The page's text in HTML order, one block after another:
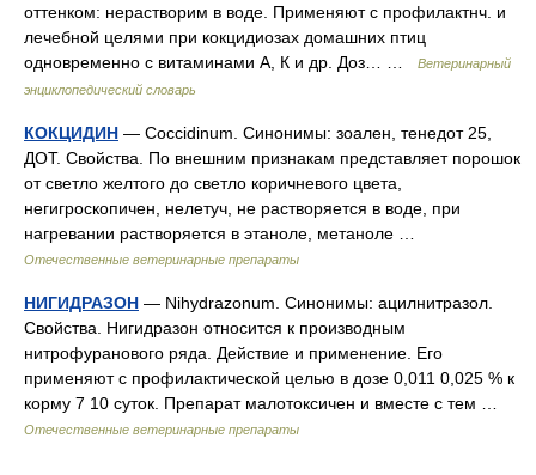
оттенком: нерастворим в воде. Применяют с профилактнч. и
лечебной целями при кокцидиозах домашних птиц
одновременно с витаминами А, К и др. Доз… …
Ветеринарный
энциклопедический словарь
КОКЦИДИН — Coccidinum. Синонимы: зоален, тенедот 25,
ДОТ. Свойства. По внешним признакам представляет порошок
от светло желтого до светло коричневого цвета,
негигроскопичен, нелетуч, не растворяется в воде, при
нагревании растворяется в этаноле, метаноле …
Отечественные ветеринарные препараты
НИГИДРАЗОН — Nihydrazonum. Синонимы: ацилнитразол.
Свойства. Нигидразон относится к производным
нитрофуранового ряда. Действие и применение. Его
применяют с профилактической целью в дозе 0,011 0,025 % к
корму 7 10 суток. Препарат малотоксичен и вместе с тем …
Отечественные ветеринарные препараты